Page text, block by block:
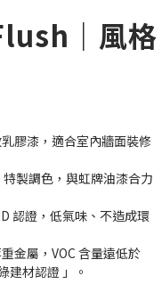
｜風格
膠漆，適合室內牆面裝修
製調色，與虹牌油漆合力
認證，低氣味、不造成環
金屬，VOC 含量遠低於
建材認證 」。